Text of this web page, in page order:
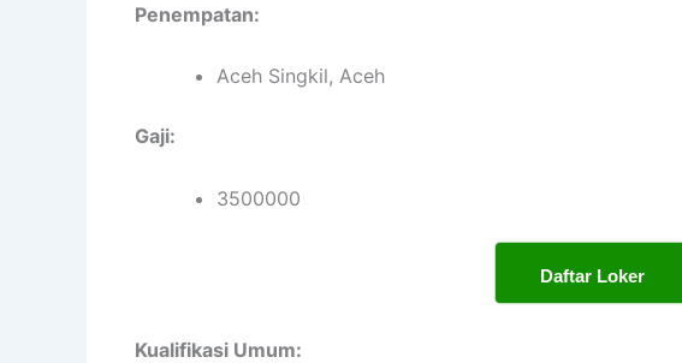
Penempatan:
Aceh Singkil, Aceh
Gaji:
3500000
Daftar Loker
Kualifikasi Umum: